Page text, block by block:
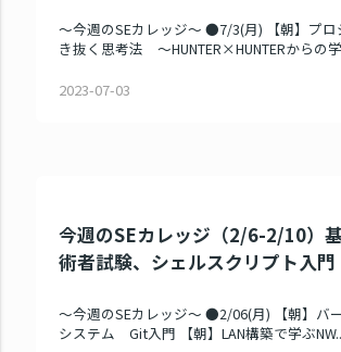
～今週のSEカレッジ～ ●7/3(月) 【朝】プロ
き抜く思考法 ～HUNTER×HUNTERからの
2023-07-03
今週のSEカレッジ（2/6-2/10）
術者試験、シェルスクリプト入門
～今週のSEカレッジ～ ●2/06(月) 【朝】バ
システム Git入門 【朝】LAN構築で学ぶ